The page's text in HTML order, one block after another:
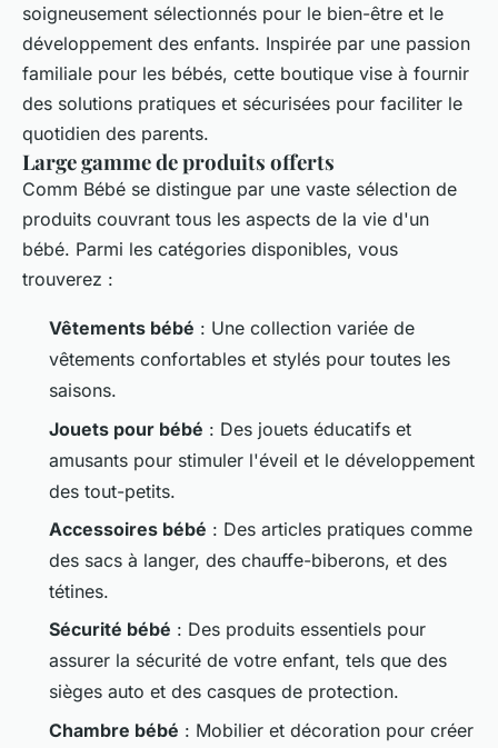
soigneusement sélectionnés pour le bien-être et le
développement des enfants. Inspirée par une passion
familiale pour les bébés, cette boutique vise à fournir
des solutions pratiques et sécurisées pour faciliter le
quotidien des parents.
Large gamme de produits offerts
Comm Bébé se distingue par une vaste sélection de
produits couvrant tous les aspects de la vie d'un
bébé. Parmi les catégories disponibles, vous
trouverez :
Vêtements bébé : Une collection variée de
vêtements confortables et stylés pour toutes les
saisons.
Jouets pour bébé : Des jouets éducatifs et
amusants pour stimuler l'éveil et le développement
des tout-petits.
Accessoires bébé : Des articles pratiques comme
des sacs à langer, des chauffe-biberons, et des
tétines.
Sécurité bébé : Des produits essentiels pour
assurer la sécurité de votre enfant, tels que des
sièges auto et des casques de protection.
Chambre bébé : Mobilier et décoration pour créer